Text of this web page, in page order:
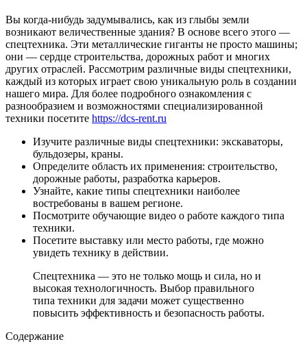
Вы когда-нибудь задумывались, как из глыбы земли
возникают величественные здания? В основе всего этого —
спецтехника. Эти металлические гиганты не просто машины;
они — сердце строительства, дорожных работ и многих
других отраслей. Рассмотрим различные виды спецтехники,
каждый из которых играет свою уникальную роль в создании
нашего мира. Для более подробного ознакомления с
разнообразием и возможностями специализированной
техники посетите https://dcs-rent.ru
Изучите различные виды спецтехники: экскаваторы,
бульдозеры, краны.
Определите область их применения: строительство,
дорожные работы, разработка карьеров.
Узнайте, какие типы спецтехники наиболее
востребованы в вашем регионе.
Посмотрите обучающие видео о работе каждого типа
техники.
Посетите выставку или место работы, где можно
увидеть технику в действии.
Спецтехника — это не только мощь и сила, но и
высокая технологичность. Выбор правильного
типа техники для задачи может существенно
повысить эффективность и безопасность работы.
Содержание